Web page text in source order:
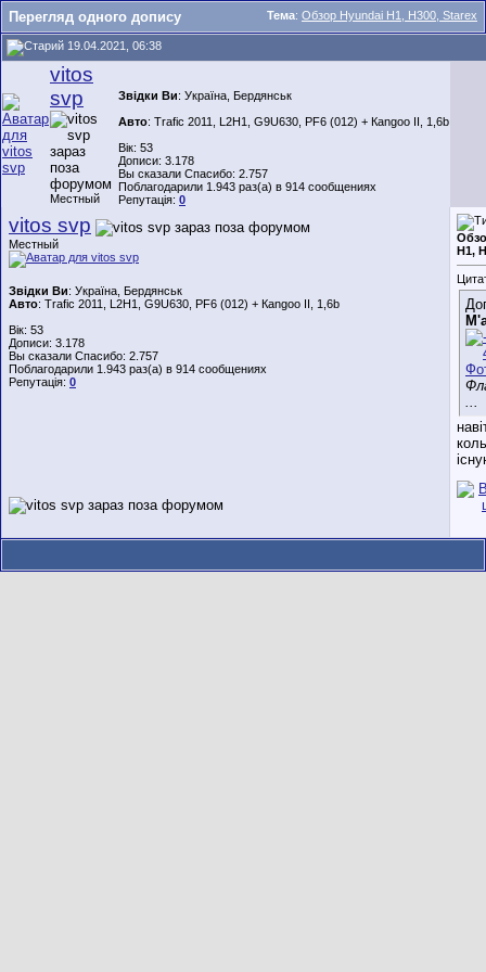
Тема: Обзор Hyundai H1, H300, Starex
Перегляд одного допису
19.04.2021, 06:38
vitos
svp
Местный
Звідки Ви: Україна, Бердянськ
Авто: Trafic 2011, L2H1, G9U630, PF6 (012) + Каngoo II, 1,6b
Вік: 53
Дописи: 3.178
Вы сказали Спасибо: 2.757
Поблагодарили 1.943 раз(а) в 914 сообщениях
Репутація: 0
vitos svp
Местный
Звідки Ви: Україна, Бердянськ
Авто: Trafic 2011, L2H1, G9U630, PF6 (012) + Каngoo II, 1,6b
Вік: 53
Дописи: 3.178
Вы сказали Спасибо: 2.757
Поблагодарили 1.943 раз(а) в 914 сообщениях
Репутація: 0
H1,
...